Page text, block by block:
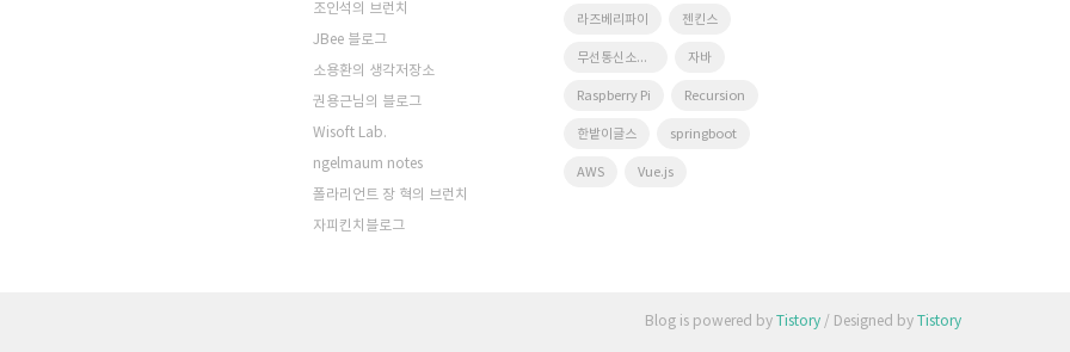
조인석의 브런치
JBee 블로그
소용환의 생각저장소
권용근님의 블로그
Wisoft Lab.
ngelmaum notes
폴라리언트 장 혁의 브런치
자피킨치블로그
라즈베리파이 젠킨스
무선통신소프트웨어연구실 자바
Raspberry Pi Recursion
한밭이글스 springboot
AWS Vue.js
Blog is powered by Tistory/ Designed by Tistory